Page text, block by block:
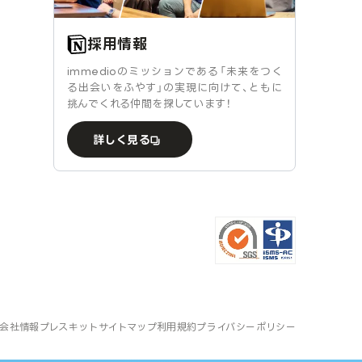
採用情報
immedioのミッションである「未来をつく
る出会いをふやす」の実現に向けて、ともに
挑んでくれる仲間を探しています！
詳しく見る
会社情報 プレスキット サイトマップ利用規約 プライバシーポリシー